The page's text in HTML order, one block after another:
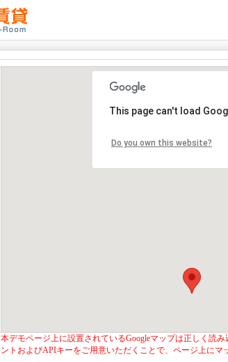
This page can't load
Do you own this website?
本デモページ上に設置されているGoogleマップは正しく読
ントおよびAPIキーをご用意いただくことで、ページ上にマ